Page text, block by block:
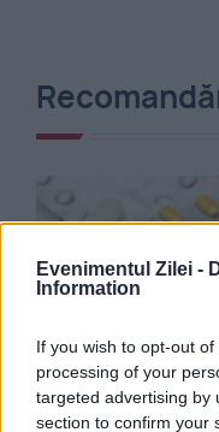
Evenimentul Zilei -
Information
If you wish to opt-out
processing of your
targeted advertising by
section to confirm your